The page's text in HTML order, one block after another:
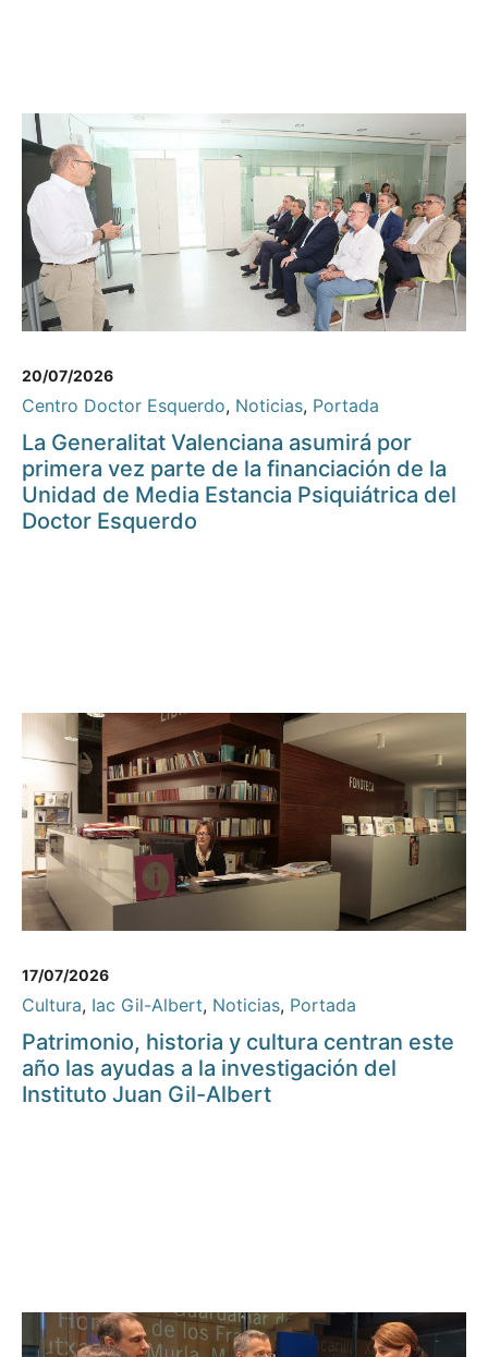
20/07/2026
Centro Doctor Esquerdo, Noticias, Portada
La Generalitat Valenciana asumirá por
primera vez parte de la financiación de la
Unidad de Media Estancia Psiquiátrica del
Doctor Esquerdo
17/07/2026
Cultura, Iac Gil-Albert, Noticias, Portada
Patrimonio, historia y cultura centran este
año las ayudas a la investigación del
Instituto Juan Gil-Albert